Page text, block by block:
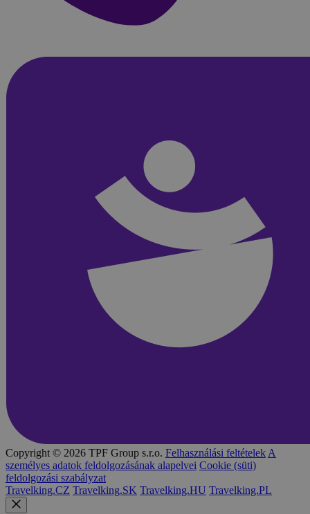
Copyright © 2026 TPF Group s.r.o. Felhasználási feltételek A
személyes adatok feldolgozásának alapelvei Cookie (süti)
feldolgozási szabályzat
Travelking.CZ Travelking.SK Travelking.HU Travelking.PL